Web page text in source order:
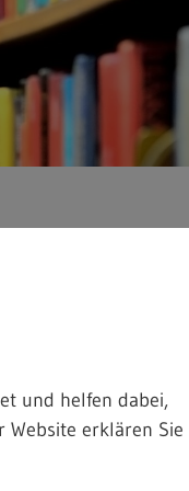
und helfen dabei,
Website erklären Sie